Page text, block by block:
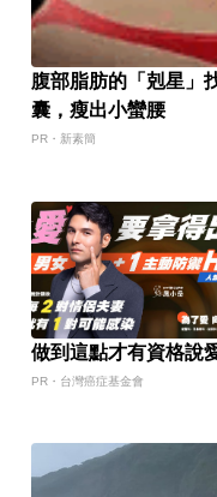
腹部脂肪的「剋星」
囊，瘦出小蠻腰
PR・新素簡
做到這點才有資格說
PR・台灣癌症基金會